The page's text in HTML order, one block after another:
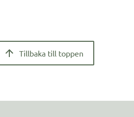
Tillbaka till toppen